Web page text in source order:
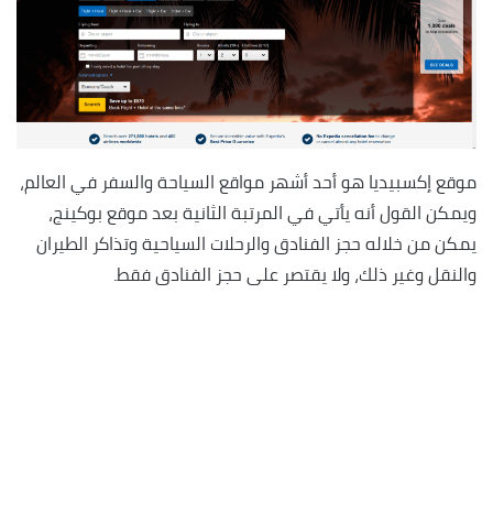
موقع إكسبيديا هو أحد أشهر مواقع السياحة والسفر في العالم،
ويمكن القول أنه يأتي في المرتبة الثانية بعد موقع بوكينج،
يمكن من خلاله حجز الفنادق والرحلات السياحية وتذاكر الطيران
والنقل وغير ذلك، ولا يقتصر على حجز الفنادق فقط.